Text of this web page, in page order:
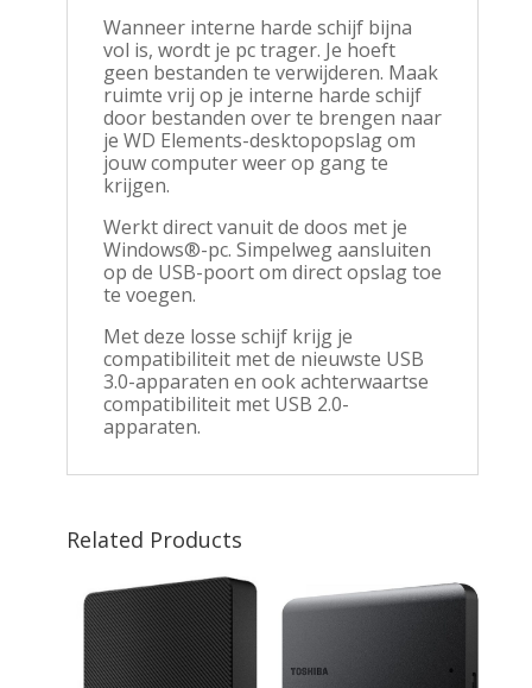
Wanneer interne harde schijf bijna
vol is, wordt je pc trager. Je hoeft
geen bestanden te verwijderen. Maak
ruimte vrij op je interne harde schijf
door bestanden over te brengen naar
je WD Elements-desktopopslag om
jouw computer weer op gang te
krijgen.
Werkt direct vanuit de doos met je
Windows®-pc. Simpelweg aansluiten
op de USB-poort om direct opslag toe
te voegen.
Met deze losse schijf krijg je
compatibiliteit met de nieuwste USB
3.0-apparaten en ook achterwaartse
compatibiliteit met USB 2.0-
apparaten.
Related Products